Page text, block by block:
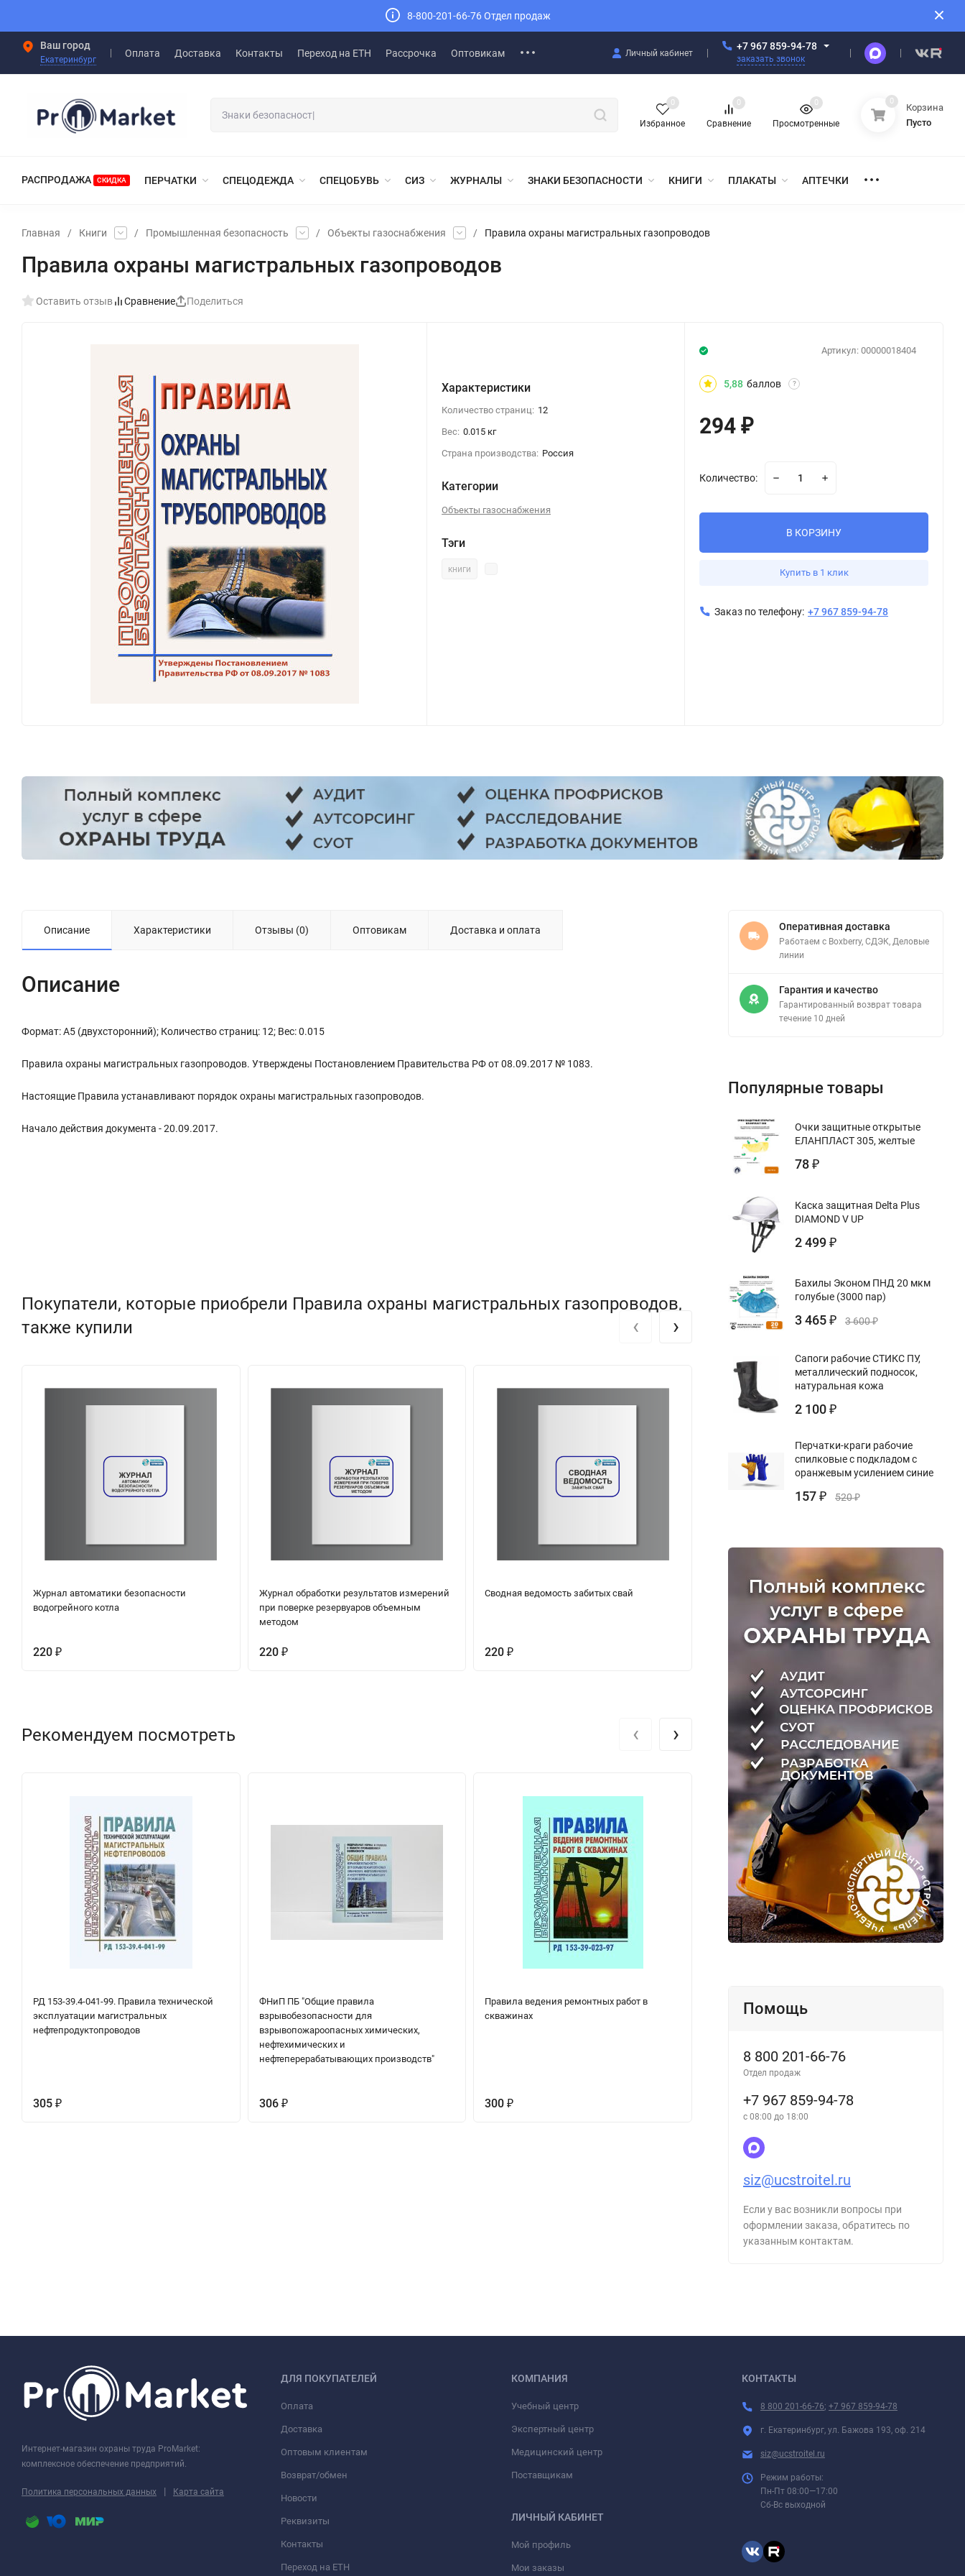
8-800-201-66-76 Отдел продаж
Ваш город
Екатеринбург
Оплата Доставка Контакты Переход на ЕТН Рассрочка Оптовикам Личный кабинет
+7 967 859-94-78
заказать звонок
Избранное
0
Сравнение
0
Просмотренные
0 0
Корзина
Пусто
РАСПРОДАЖА СКИДКА ПЕРЧАТКИ СПЕЦОДЕЖДА СПЕЦОБУВЬ СИЗ ЖУРНАЛЫ ЗНАКИ БЕЗОПАСНОСТИ КНИГИ ПЛАКАТЫ АПТЕЧКИ
Главная / Книги / Промышленная безопасность / Объекты газоснабжения / Правила охраны магистральных газопроводов
Правила охраны магистральных газопроводов
Оставить отзыв Сравнение Поделиться
Характеристики
Количество страниц: 12
Вес: 0.015 кг
Страна производства: Россия
Категории
Объекты газоснабжения
Тэги
книги
Артикул: 00000018404
5,88 баллов ?
294₽
Количество:
В КОРЗИНУ
Купить в 1 клик
Заказ по телефону: +7 967 859-94-78
Описание Характеристики Отзывы (0) Оптовикам Доставка и оплата
Описание
Формат: А5 (двухсторонний); Количество страниц: 12; Вес: 0.015
Правила охраны магистральных газопроводов. Утверждены Постановлением Правительства РФ от 08.09.2017 № 1083.
Настоящие Правила устанавливают порядок охраны магистральных газопроводов.
Начало действия документа - 20.09.2017.
Покупатели, которые приобрели Правила охраны магистральных газопроводов,
также купили
Журнал автоматики безопасности
водогрейного котла
220 ₽
Журнал обработки результатов измерений
при поверке резервуаров объемным
методом
220 ₽
Сводная ведомость забитых свай
220₽
Журнал выдачи-приема ключ-бирок
‹ ›
Рекомендуем посмотреть
РД 153-39.4-041-99. Правила технической
эксплуатации магистральных
нефтепродуктопроводов
305 ₽
ФНиП ПБ "Общие правила
взрывобезопасности для
взрывопожароопасных химических,
нефтехимических и
нефтеперерабатывающих производств"
306 ₽
Правила ведения ремонтных работ в
скважинах
300₽
РД 11-07-2007 Инструкция по
проектированию, изготовлению и
‹ ›
Оперативная доставка
Работаем с Boxberry, СДЭК, Деловые
линии
Гарантия и качество
Гарантированный возврат товара
течение 10 дней
Популярные товары
Очки защитные открытые
ЕЛАНПЛАСТ 305, желтые
78 ₽
Каска защитная Delta Plus
DIAMOND V UP
2 499 ₽
Бахилы Эконом ПНД 20 мкм
голубые (3000 пар)
3 465 ₽ 3 600₽
Сапоги рабочие СТИКС ПУ,
металлический подносок,
натуральная кожа
2 100 ₽
Перчатки-краги рабочие
спилковые с подкладом с
оранжевым усилением синие
157 ₽ 520₽
Помощь
8 800 201-66-76
Отдел продаж
+7 967 859-94-78
с 08:00 до 18:00
siz@ucstroitel.ru
Если у вас возникли вопросы при
оформлении заказа, обратитесь по
указанным контактам.
Интернет-магазин охраны труда ProMarket:
комплексное обеспечение предприятий.
Политика персональных данных | Карта сайта
ДЛЯ ПОКУПАТЕЛЕЙ
Оплата
Доставка
Оптовым клиентам
Возврат/обмен
Новости
Реквизиты
Контакты
Переход на ЕТН
КОМПАНИЯ
Учебный центр
Экспертный центр
Медицинский центр
Поставщикам
ЛИЧНЫЙ КАБИНЕТ
Мой профиль
Мои заказы
КОНТАКТЫ
8 800 201-66-76; +7 967 859-94-78
г. Екатеринбург, ул. Бажова 193, оф. 214
siz@ucstroitel.ru
Режим работы:
Пн-Пт 08:00—17:00
Сб-Вс выходной